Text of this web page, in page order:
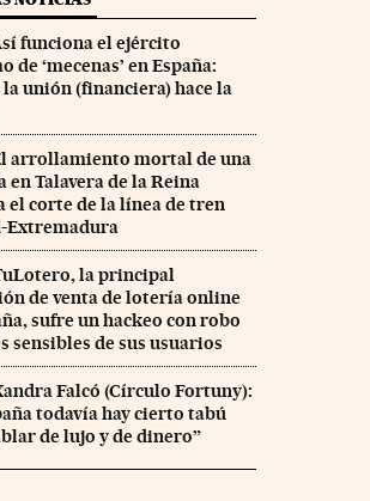
funciona el ejército
de ‘mecenas’ en España:
la unión (financiera) hace la
arrollamiento mortal de una
en Talavera de la Reina
el corte de la línea de tren
Extremadura
la principal
de venta de lotería online
sufre un hackeo con robo
sensibles de sus usuarios
Falcó (Círculo Fortuny):
todavía hay cierto tabú
de lujo y de dinero”